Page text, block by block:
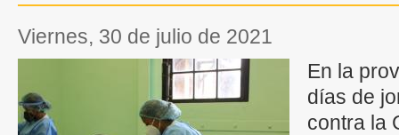
viernes, 30 de julio de 2021
En la
días de
contra la